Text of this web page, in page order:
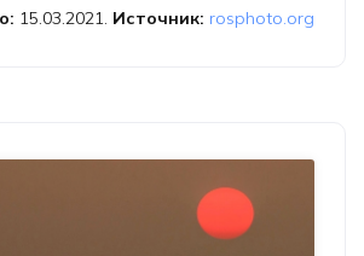
путешественников XIX века»
15.03.2021. Источник: rosphoto.org